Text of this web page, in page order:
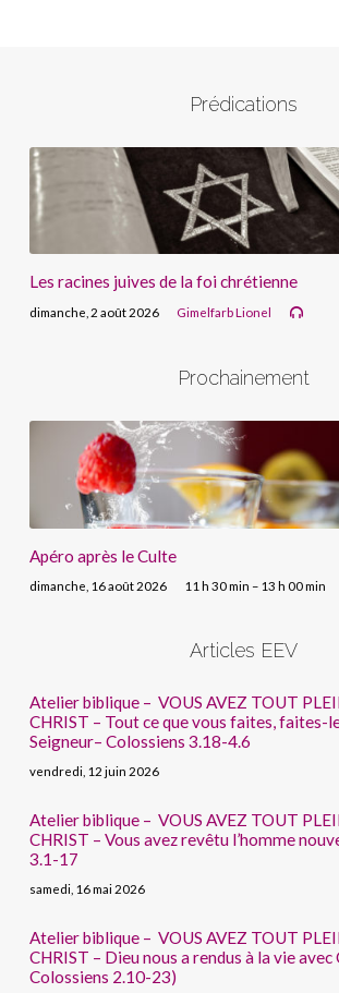
Prédications
Les racines juives de la foi chrétienne
dimanche, 2 août 2026 Gimelfarb Lionel
Prochainement
Apéro après le Culte
dimanche, 16 août 2026 11 h 30 min – 13 h 00 min
Articles EEV
Atelier biblique – VOUS AVEZ TOUT
CHRIST – Tout ce que vous faites, faites-
Seigneur– Colossiens 3.18-4.6
vendredi, 12 juin 2026
Atelier biblique – VOUS AVEZ TOUT
CHRIST – Vous avez revêtu l’homme
3.1-17
samedi, 16 mai 2026
Atelier biblique – VOUS AVEZ TOUT
CHRIST – Dieu nous a rendus à la vie avec
Colossiens 2.10-23)